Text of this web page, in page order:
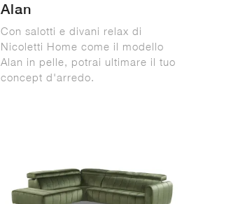
Alan
Con salotti e divani relax di
Nicoletti Home come il modello
Alan in pelle, potrai ultimare il tuo
concept d'arredo.